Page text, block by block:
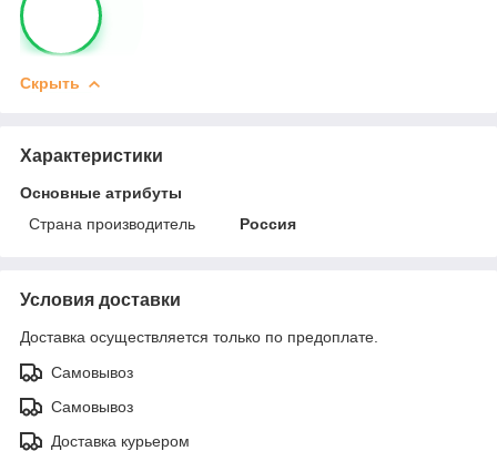
Скрыть
Характеристики
Основные атрибуты
Страна производитель
Россия
Условия доставки
Доставка осуществляется только по предоплате.
Самовывоз
Самовывоз
Доставка курьером